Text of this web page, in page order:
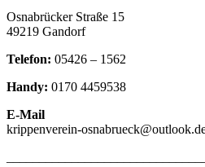
Osnabrücker Straße 15
49219 Gandorf
Telefon: 05426 – 1562
Handy: 0170 4459538
E-Mail
krippenverein-